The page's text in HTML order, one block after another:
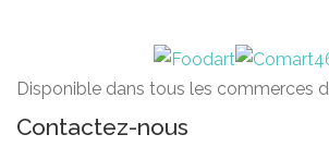
Disponible dans tous les commerces
Contactez-nous